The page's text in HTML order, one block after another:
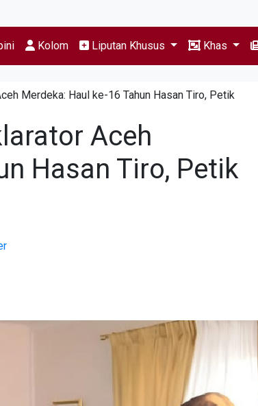
Kolom Liputan Khusus Khas
Merdeka: Haul ke-16 Tahun Hasan Tiro, Petik
Aceh
Hasan Tiro, Petik